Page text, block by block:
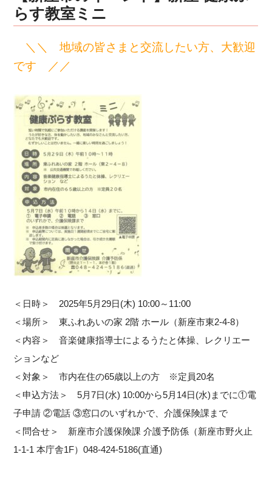
らす教室ミニ
＼＼ 地域の皆さまと交流したい方、大歓迎
です ／／
＜日時＞ 2025年5月29日(木) 10:00～11:00
＜場所＞ 東ふれあいの家 2階 ホール（新座市東2-4-8）
＜内容＞ 音楽健康指導士によるうたと体操、レクリエー
ションなど
＜対象＞ 市内在住の65歳以上の方 ※定員20名
＜申込方法＞ 5月7日(水) 10:00から5月14日(水)までに①電
子申請 ②電話 ③窓口のいずれかで、介護保険課まで
＜問合せ＞ 新座市介護保険課 介護予防係（新座市野火止
1-1-1 本庁舎1F）048-424-5186(直通)